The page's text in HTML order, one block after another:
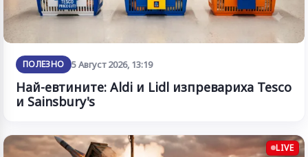
ПОЛЕЗНО 5 Август 2026, 13:19
Най-евтините: Aldi и Lidl изпревариха Tesco
и Sainsbury's
LIVE